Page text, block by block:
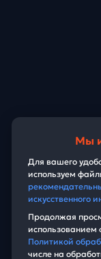
Мы
Для вашего
используем
искусственного
Продолжая
использованием
Политикой
числе на